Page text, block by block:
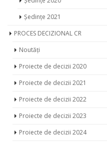
Ședințe 2020
Ședințe 2021
PROCES DECIZIONAL CR
Noutăți
Proiecte de decizii 2020
Proiecte de decizii 2021
Proiecte de decizii 2022
Proiecte de decizii 2023
Proiecte de decizii 2024